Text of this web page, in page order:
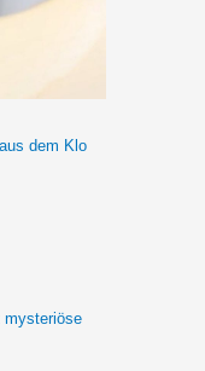
dem Klo